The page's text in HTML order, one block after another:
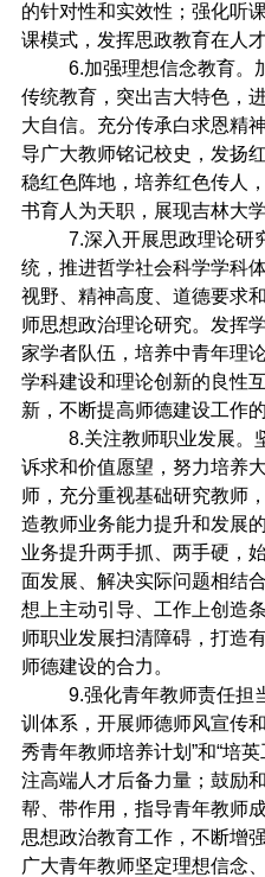
的针对性和实效性；强化听
课模式，发挥思政教育在人
6.加强理想信念教育。
传统教育，突出吉大特色，
大自信。充分传承白求恩精
导广大教师铭记校史，发扬
稳红色阵地，培养红色传人
书育人为天职，展现吉林大
7.深入开展思政理论研
统，推进哲学社会科学学科
视野、精神高度、道德要求
师思想政治理论研究。发挥
家学者队伍，培养中青年理
学科建设和理论创新的良性
新，不断提高师德建设工作
8.关注教师职业发展。
诉求和价值愿望，努力培养
师，充分重视基础研究教师
造教师业务能力提升和发展
业务提升两手抓、两手硬，
面发展、解决实际问题相结
想上主动引导、工作上创造
师职业发展扫清障碍，打造
师德建设的合力。
9.强化青年教师责任担
训体系，开展师德师风宣传
秀青年教师培养计划”和“培
注高端人才后备力量；鼓励
帮、带作用，指导青年教师
思想政治教育工作，不断增
广大青年教师坚定理想信念